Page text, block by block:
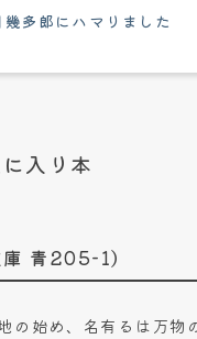
幾多郎にハマりました
入り本
青205-1）
の始め、名有るは万物